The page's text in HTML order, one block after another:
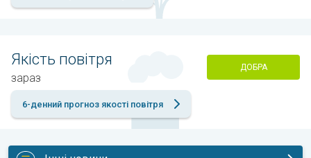
Якість повітря
зараз
ДОБРА
6-денний прогноз якості повітря